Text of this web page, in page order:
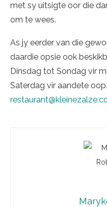
met sy uitsigte oor die
om te wees.
As jy eerder van die
daardie opsie ook
Dinsdag tot Sondag vir
Saterdag vir aandete